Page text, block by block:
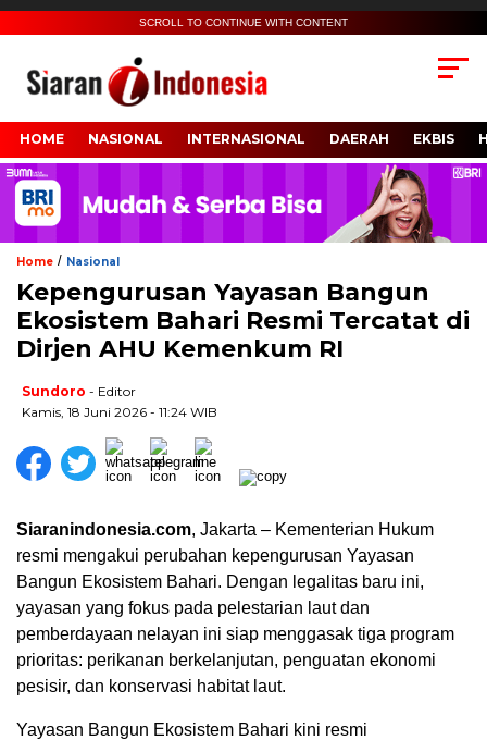
SCROLL TO CONTINUE WITH CONTENT
HOME NASIONAL INTERNASIONAL DAERAH EKBIS
Home / Nasional
Kepengurusan Yayasan Bangun
Ekosistem Bahari Resmi Tercatat di
Dirjen AHU Kemenkum RI
Sundoro - Editor
Kamis, 18 Juni 2026 - 11:24 WIB
Siaranindonesia.com, Jakarta – Kementerian Hukum
resmi mengakui perubahan kepengurusan Yayasan
Bangun Ekosistem Bahari. Dengan legalitas baru ini,
yayasan yang fokus pada pelestarian laut dan
pemberdayaan nelayan ini siap menggasak tiga program
prioritas: perikanan berkelanjutan, penguatan ekonomi
pesisir, dan konservasi habitat laut.
Yayasan Bangun Ekosistem Bahari kini resmi